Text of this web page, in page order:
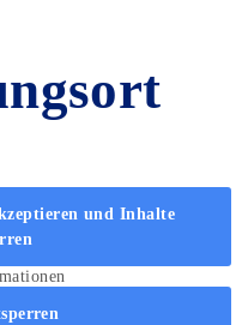
und Inhalte